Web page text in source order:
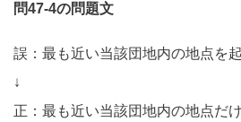
問47-4の問題文
誤：最も近い当該団地内の地点を
↓
正：最も近い当該団地内の地点だ